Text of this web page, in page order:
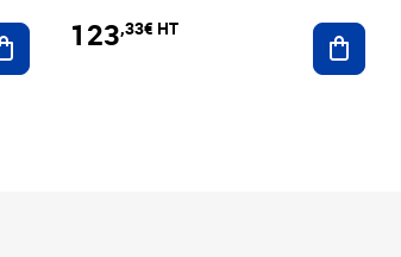
Ajouter au panier
123,33€ HT